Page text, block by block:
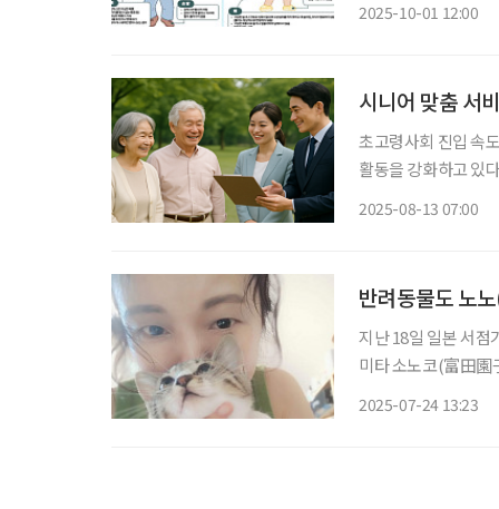
2025-10-01 12:00
시니어 맞춤 서
초고령사회 진입 속
활동을 강화하고 있
2025-08-13 07:00
반려동물도 노
지난 18일 일본 서점
미타 소노코(富田園
2025-07-24 13:23